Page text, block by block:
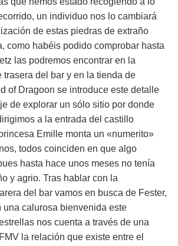
un individuo nos lo cambiará
de estas piedras de extraño
como habéis podido comprobar hasta
las podremos encontrar en la
trasera del bar y en la tienda de
of Dragoon se introduce este detalle
de explorar un sólo sitio por donde
a la entrada del castillo
Emille monta un «numerito»
todos coinciden en que algo
hasta hace unos meses no tenía
y agrio. Tras hablar con la
del bar vamos en busca de Fester,
una calurosa bienvenida este
nos cuenta a través de una
la relación que existe entre el